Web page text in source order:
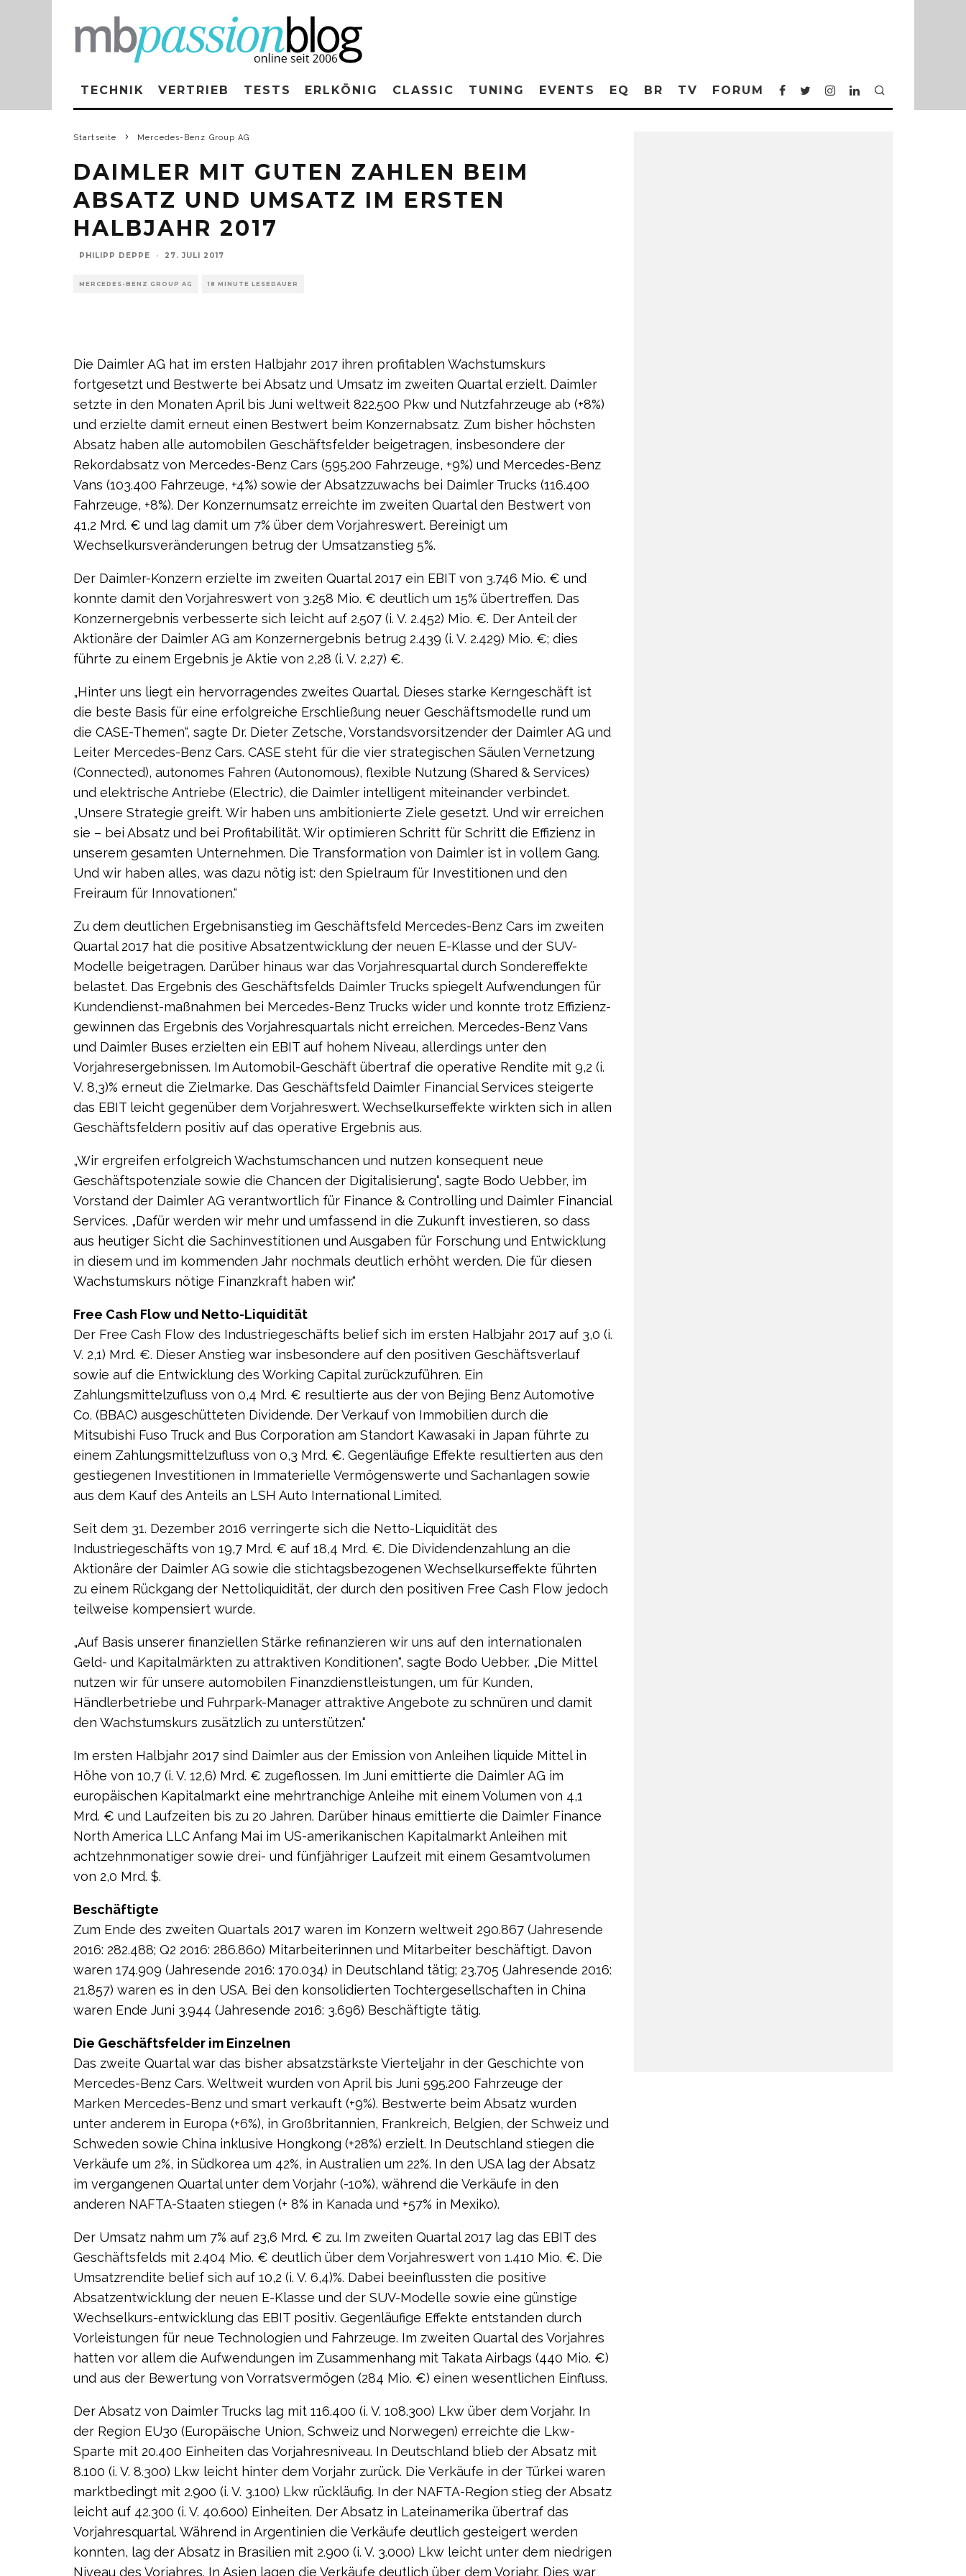
TECHNIK VERTRIEB TESTS ERLKÖNIG CLASSIC TUNING EVENTS EQ BR TV FORUM
Startseite Mercedes-Benz Group AG
DAIMLER MIT GUTEN ZAHLEN BEIM
ABSATZ UND UMSATZ IM ERSTEN
HALBJAHR 2017
PHILIPP DEPPE · 27. JULI 2017
MERCEDES-BENZ GROUP AG 18 MINUTE LESEDAUER
Die Daimler AG hat im ersten Halbjahr 2017 ihren profitablen Wachstumskurs
fortgesetzt und Bestwerte bei Absatz und Umsatz im zweiten Quartal erzielt. Daimler
setzte in den Monaten April bis Juni weltweit 822.500 Pkw und Nutzfahrzeuge ab (+8%)
und erzielte damit erneut einen Bestwert beim Konzernabsatz. Zum bisher höchsten
Absatz haben alle automobilen Geschäftsfelder beigetragen, insbesondere der
Rekordabsatz von Mercedes-Benz Cars (595.200 Fahrzeuge, +9%) und Mercedes-Benz
Vans (103.400 Fahrzeuge, +4%) sowie der Absatzzuwachs bei Daimler Trucks (116.400
Fahrzeuge, +8%). Der Konzernumsatz erreichte im zweiten Quartal den Bestwert von
41,2 Mrd. € und lag damit um 7% über dem Vorjahreswert. Bereinigt um
Wechselkursveränderungen betrug der Umsatzanstieg 5%.
Der Daimler-Konzern erzielte im zweiten Quartal 2017 ein EBIT von 3.746 Mio. € und
konnte damit den Vorjahreswert von 3.258 Mio. € deutlich um 15% übertreffen. Das
Konzernergebnis verbesserte sich leicht auf 2.507 (i. V. 2.452) Mio. €. Der Anteil der
Aktionäre der Daimler AG am Konzernergebnis betrug 2.439 (i. V. 2.429) Mio. €; dies
führte zu einem Ergebnis je Aktie von 2,28 (i. V. 2,27) €.
„Hinter uns liegt ein hervorragendes zweites Quartal. Dieses starke Kerngeschäft ist
die beste Basis für eine erfolgreiche Erschließung neuer Geschäftsmodelle rund um
die CASE-Themen“, sagte Dr. Dieter Zetsche, Vorstandsvorsitzender der Daimler AG und
Leiter Mercedes-Benz Cars. CASE steht für die vier strategischen Säulen Vernetzung
(Connected), autonomes Fahren (Autonomous), flexible Nutzung (Shared & Services)
und elektrische Antriebe (Electric), die Daimler intelligent miteinander verbindet.
„Unsere Strategie greift. Wir haben uns ambitionierte Ziele gesetzt. Und wir erreichen
sie – bei Absatz und bei Profitabilität. Wir optimieren Schritt für Schritt die Effizienz in
unserem gesamten Unternehmen. Die Transformation von Daimler ist in vollem Gang.
Und wir haben alles, was dazu nötig ist: den Spielraum für Investitionen und den
Freiraum für Innovationen.“
Zu dem deutlichen Ergebnisanstieg im Geschäftsfeld Mercedes-Benz Cars im zweiten
Quartal 2017 hat die positive Absatzentwicklung der neuen E-Klasse und der SUV-
Modelle beigetragen. Darüber hinaus war das Vorjahresquartal durch Sondereffekte
belastet. Das Ergebnis des Geschäftsfelds Daimler Trucks spiegelt Aufwendungen für
Kundendienst-maßnahmen bei Mercedes-Benz Trucks wider und konnte trotz Effizienz­
gewinnen das Ergebnis des Vorjahresquartals nicht erreichen. Mercedes-Benz Vans
und Daimler Buses erzielten ein EBIT auf hohem Niveau, allerdings unter den
Vorjahresergebnissen. Im Automobil-Geschäft übertraf die operative Rendite mit 9,2 (i.
V. 8,3)% erneut die Zielmarke. Das Geschäftsfeld Daimler Financial Services steigerte
das EBIT leicht gegenüber dem Vorjahreswert. Wechselkurseffekte wirkten sich in allen
Geschäftsfeldern positiv auf das operative Ergebnis aus.
„Wir ergreifen erfolgreich Wachstumschancen und nutzen konsequent neue
Geschäftspotenziale sowie die Chancen der Digitalisierung“, sagte Bodo Uebber, im
Vorstand der Daimler AG verantwortlich für Finance & Controlling und Daimler Financial
Services. „Dafür werden wir mehr und umfassend in die Zukunft investieren, so dass
aus heutiger Sicht die Sachinvestitionen und Ausgaben für Forschung und Entwicklung
in diesem und im kommenden Jahr nochmals deutlich erhöht werden. Die für diesen
Wachstumskurs nötige Finanzkraft haben wir.“
Free Cash Flow und Netto-Liquidität
Der Free Cash Flow des Industriegeschäfts belief sich im ersten Halbjahr 2017 auf 3,0 (i.
V. 2,1) Mrd. €. Dieser Anstieg war insbesondere auf den positiven Geschäftsverlauf
sowie auf die Entwicklung des Working Capital zurückzuführen. Ein
Zahlungsmittelzufluss von 0,4 Mrd. € resultierte aus der von Bejing Benz Automotive
Co. (BBAC) ausgeschütteten Dividende. Der Verkauf von Immobilien durch die
Mitsubishi Fuso Truck and Bus Corporation am Standort Kawasaki in Japan führte zu
einem Zahlungsmittel­zufluss von 0,3 Mrd. €. Gegenläufige Effekte resultierten aus den
gestiegenen Investitionen in Immaterielle Vermögenswerte und Sach­anlagen sowie
aus dem Kauf des Anteils an LSH Auto International Limited.
Seit dem 31. Dezember 2016 verringerte sich die Netto-Liquidität des
Industriegeschäfts von 19,7 Mrd. € auf 18,4 Mrd. €. Die Dividenden­zahlung an die
Aktionäre der Daimler AG sowie die stichtagsbezogenen Wechselkurseffekte führten
zu einem Rückgang der Nettoliquidität, der durch den positiven Free Cash Flow jedoch
teilweise kompensiert wurde.
„Auf Basis unserer finanziellen Stärke refinanzieren wir uns auf den internationalen
Geld- und Kapitalmärkten zu attraktiven Konditionen“, sagte Bodo Uebber. „Die Mittel
nutzen wir für unsere automobilen Finanz­dienstleistungen, um für Kunden,
Händlerbetriebe und Fuhrpark-Manager attraktive Angebote zu schnüren und damit
den Wachstumskurs zusätzlich zu unterstützen.“
Im ersten Halbjahr 2017 sind Daimler aus der Emission von Anleihen liquide Mittel in
Höhe von 10,7 (i. V. 12,6) Mrd. € zugeflossen. Im Juni emittierte die Daimler AG im
europäischen Kapitalmarkt eine mehrtranchige Anleihe mit einem Volumen von 4,1
Mrd. € und Laufzeiten bis zu 20 Jahren. Darüber hinaus emittierte die Daimler Finance
North America LLC Anfang Mai im US-amerikanischen Kapitalmarkt Anleihen mit
achtzehnmonatiger sowie drei- und fünfjähriger Laufzeit mit einem Gesamtvolumen
von 2,0 Mrd. $.
Beschäftigte
Zum Ende des zweiten Quartals 2017 waren im Konzern weltweit 290.867 (Jahresende
2016: 282.488; Q2 2016: 286.860) Mitarbeiterinnen und Mitarbeiter beschäftigt. Davon
waren 174.909 (Jahresende 2016: 170.034) in Deutschland tätig; 23.705 (Jahresende 2016:
21.857) waren es in den USA. Bei den konsolidierten Tochtergesellschaften in China
waren Ende Juni 3.944 (Jahresende 2016: 3.696) Beschäftigte tätig.
Die Geschäftsfelder im Einzelnen
Das zweite Quartal war das bisher absatzstärkste Vierteljahr in der Geschichte von
Mercedes-Benz Cars. Weltweit wurden von April bis Juni 595.200 Fahrzeuge der
Marken Mercedes-Benz und smart verkauft (+9%). Bestwerte beim Absatz wurden
unter anderem in Europa (+6%), in Großbritannien, Frankreich, Belgien, der Schweiz und
Schweden sowie China inklusive Hongkong (+28%) erzielt. In Deutschland stiegen die
Verkäufe um 2%, in Südkorea um 42%, in Australien um 22%. In den USA lag der Absatz
im vergangenen Quartal unter dem Vorjahr (-10%), während die Verkäufe in den
anderen NAFTA-Staaten stiegen (+ 8% in Kanada und +57% in Mexiko).
Der Umsatz nahm um 7% auf 23,6 Mrd. € zu. Im zweiten Quartal 2017 lag das EBIT des
Geschäftsfelds mit 2.404 Mio. € deutlich über dem Vorjahreswert von 1.410 Mio. €. Die
Umsatzrendite belief sich auf 10,2 (i. V. 6,4)%. Dabei beeinflussten die positive
Absatzentwicklung der neuen E-Klasse und der SUV-Modelle sowie eine günstige
Wechselkurs-entwicklung das EBIT positiv. Gegenläufige Effekte entstanden durch
Vorleistungen für neue Technologien und Fahrzeuge. Im zweiten Quartal des Vorjahres
hatten vor allem die Aufwendungen im Zusammenhang mit Takata Airbags (440 Mio. €)
und aus der Bewertung von Vorratsvermögen (284 Mio. €) einen wesentlichen Einfluss.
Der Absatz von Daimler Trucks lag mit 116.400 (i. V. 108.300) Lkw über dem Vorjahr. In
der Region EU30 (Europäische Union, Schweiz und Norwegen) erreichte die Lkw-
Sparte mit 20.400 Einheiten das Vorjahresniveau. In Deutschland blieb der Absatz mit
8.100 (i. V. 8.300) Lkw leicht hinter dem Vorjahr zurück. Die Verkäufe in der Türkei waren
marktbedingt mit 2.900 (i. V. 3.100) Lkw rückläufig. In der NAFTA-Region stieg der Absatz
leicht auf 42.300 (i. V. 40.600) Einheiten. Der Absatz in Lateinamerika übertraf das
Vorjahresquartal. Während in Argentinien die Verkäufe deutlich gesteigert werden
konnten, lag der Absatz in Brasilien mit 2.900 (i. V. 3.000) Lkw leicht unter dem niedrigen
Niveau des Vorjahres. In Asien lagen die Verkäufe deutlich über dem Vorjahr. Dies war